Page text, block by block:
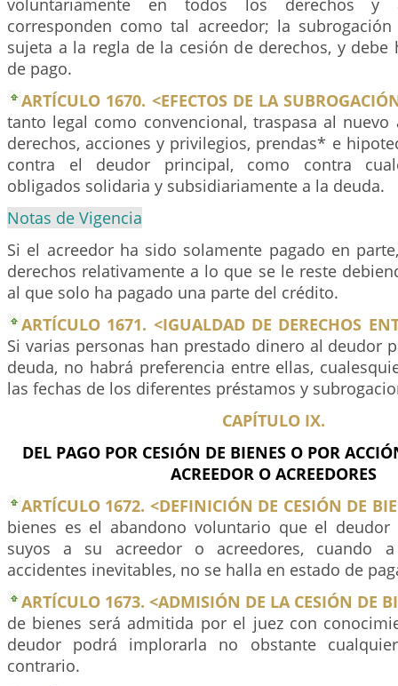
voluntariamente en todos los derechos y
corresponden como tal acreedor; la
sujeta a la regla de la cesión de derechos, y debe
de pago.
ARTÍCULO 1670. <EFECTOS DE LA
tanto legal como convencional, traspasa al
derechos, acciones y privilegios, prendas* e
contra el deudor principal, como contra
obligados solidaria y subsidiariamente a la deuda.
Notas de Vigencia
Si el acreedor ha sido solamente pagado en
derechos relativamente a lo que se le reste
al que solo ha pagado una parte del crédito.
ARTÍCULO 1671. <IGUALDAD DE DERECHOS
Si varias personas han prestado dinero al deudor
deuda, no habrá preferencia entre ellas,
las fechas de los diferentes préstamos y
CAPÍTULO IX.
DEL PAGO POR CESIÓN DE BIENES O POR
ACREEDOR O ACREEDORES
ARTÍCULO 1672. <DEFINICIÓN DE CESIÓN DE
bienes es el abandono voluntario que el
suyos a su acreedor o acreedores, cuando a
accidentes inevitables, no se halla en estado de
ARTÍCULO 1673. <ADMISIÓN DE LA CESIÓN DE
de bienes será admitida por el juez con
deudor podrá implorarla no obstante
contrario.